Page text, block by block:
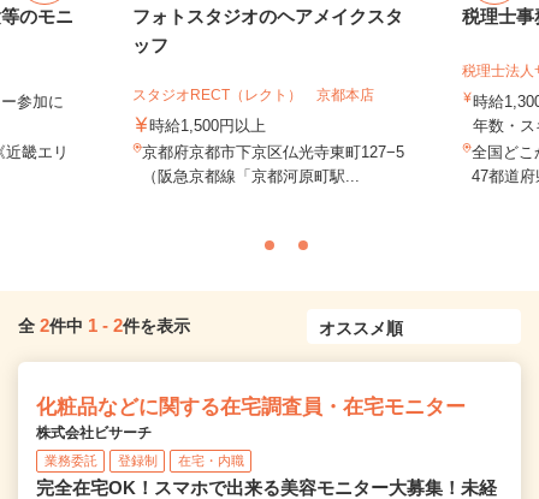
のモニ
参加に
畿エリ
フォトスタジオのヘアメイクスタ
ッフ
スタジオRECT（レクト） 京都本店
時給1,500円以上
京都府京都市下京区仏光寺東町127−5
（阪急京都線「京都河原町駅...
税理士事
税理士法人
時給
年数・
全国どこ
47都道
全 2件中 1 - 2件を表示
化粧品などに関する在宅調査員・在宅モニター
株式会社ビサーチ
業務委託 登録制 在宅・内職
完全在宅OK！スマホで出来る美容モニター大募集！未経